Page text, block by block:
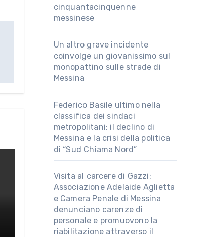
cinquantacinquenne
messinese
Un altro grave incidente
coinvolge un giovanissimo sul
monopattino sulle strade di
Messina
Federico Basile ultimo nella
classifica dei sindaci
metropolitani: il declino di
Messina e la crisi della politica
di “Sud Chiama Nord”
Visita al carcere di Gazzi:
Associazione Adelaide Aglietta
e Camera Penale di Messina
denunciano carenze di
personale e promuovono la
riabilitazione attraverso il